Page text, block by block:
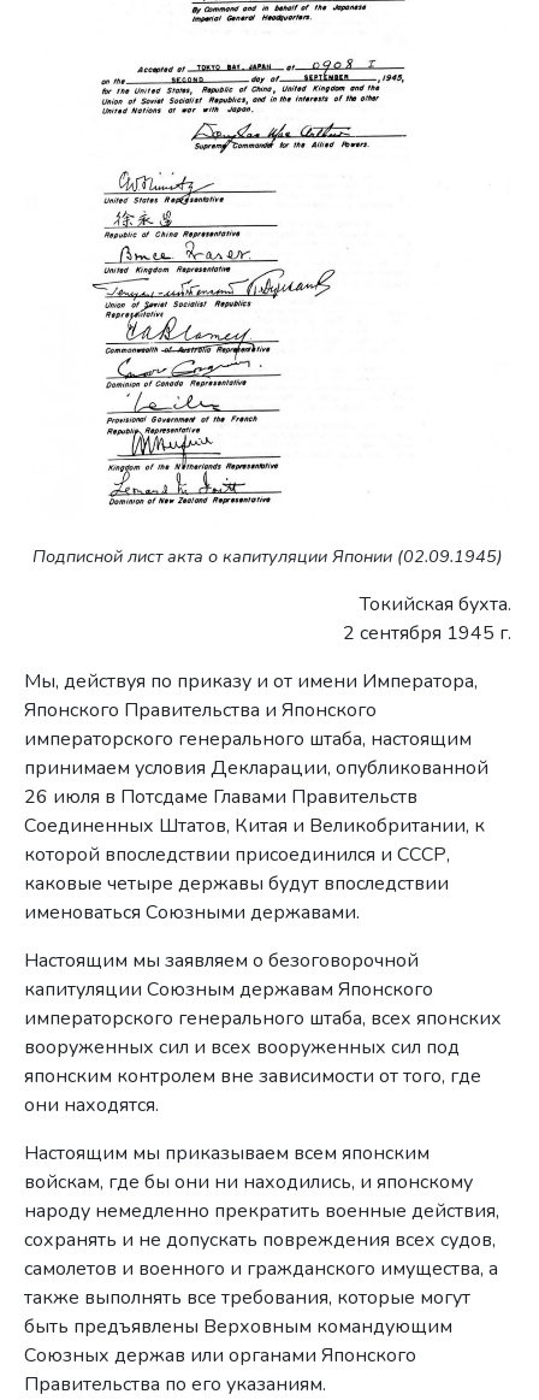
Подписной лист акта о капитуляции Японии (02.09.1945)
Токийская бухта.
2 сентября 1945 г.
Мы, действуя по приказу и от имени Императора,
Японского Правительства и Японского
императорского генерального штаба, настоящим
принимаем условия Декларации, опубликованной
26 июля в Потсдаме Главами Правительств
Соединенных Штатов, Китая и Великобритании, к
которой впоследствии присоединился и СССР,
каковые четыре державы будут впоследствии
именоваться Союзными державами.
Настоящим мы заявляем о безоговорочной
капитуляции Союзным державам Японского
императорского генерального штаба, всех японских
вооруженных сил и всех вооруженных сил под
японским контролем вне зависимости от того, где
они находятся.
Настоящим мы приказываем всем японским
войскам, где бы они ни находились, и японскому
народу немедленно прекратить военные действия,
сохранять и не допускать повреждения всех судов,
самолетов и военного и гражданского имущества, а
также выполнять все требования, которые могут
быть предъявлены Верховным командующим
Союзных держав или органами Японского
Правительства по его указаниям.